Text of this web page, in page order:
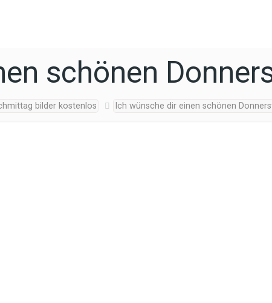
schönen
bilder kostenlos Ich wünsche dir einen schönen